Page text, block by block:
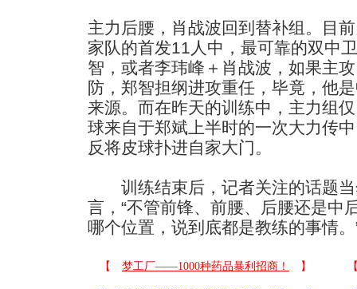
主力后腰，肖战波回到替补组。目
家队的首发11人中，最可靠的双中
智，或者李玮峰＋肖战波，如果主
防，郑智担纲进攻重任，毕竟，他
来源。而在昨天的训练中，主力组
球来自于郑斌上半时的一次大力传
反将皮球扑进自家大门。
训练结束后，记者关注的话题当
言，“不管前锋、前腰、后腰还是中
哪个位置，说到底都是教练的事情。